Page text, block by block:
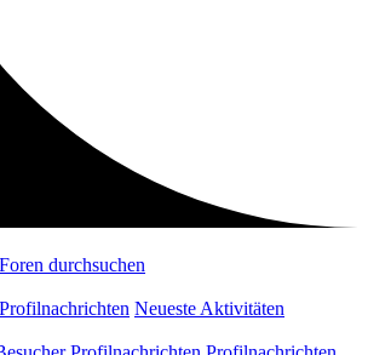
Foren durchsuchen
Profilnachrichten Neueste Aktivitäten